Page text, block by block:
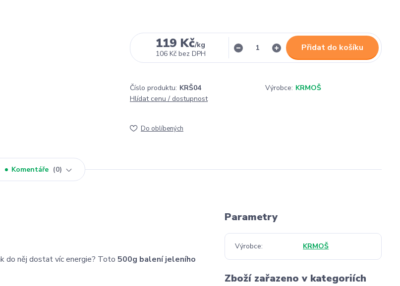
119 Kč/kg
106 Kč bez DPH
Přidat do košíku
Číslo produktu: KRŠ04 Výrobce: KRMOŠ
Hlídat cenu / dostupnost
Do oblíbených
Komentáře 0
do něj dostat víc energie? Toto 500g balení jeleního
Parametry
Výrobce KRMOŠ
Zboží zařazeno v kategoriích